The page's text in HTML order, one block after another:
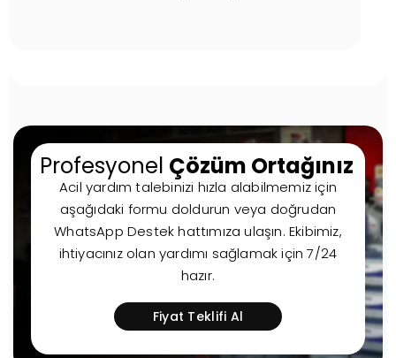
Profesyonel Çözüm Ortağınız
Acil yardım talebinizi hızla alabilmemiz için
aşağıdaki formu doldurun veya doğrudan
WhatsApp Destek hattımıza ulaşın. Ekibimiz,
ihtiyacınız olan yardımı sağlamak için 7/24
hazır.
Fiyat Teklifi Al